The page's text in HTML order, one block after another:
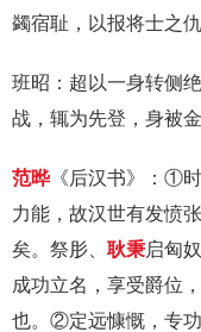
蠲宿耻，以报将士之仇
班昭：超以一身转侧
战，辄为先登，身被
范晔《后汉书》：①
力能，故汉世有发愤
矣。祭肜、 耿秉启匈
成功立名，享受爵位
也。②定远慷慨，专功